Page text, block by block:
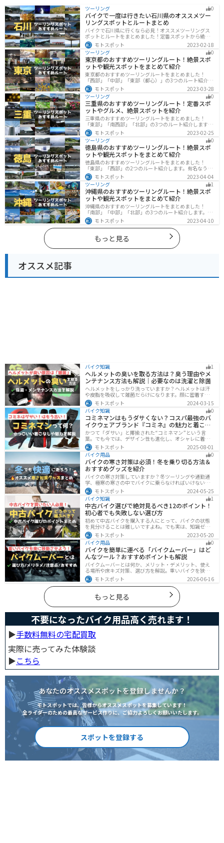
ツーリング 0
バイクで一度は行きたい石川県のオススメツー
リングスポットとルートまとめ
バイクで石川県に行くなら必見！オススメツーリングス
ポットとルートをまとめました！定番スポットから絶景
スポット、温泉、海、グルメなど様々なジャンルで楽し
めます。バイクで石川ツーリングに行こうと思っている
人は、参考にしてください。
モトスポット
2023-02-18
ツーリング
0
東京都のおすすめツーリングルート！絶景スポ
ットや観光スポットをまとめて紹介
東京都のおすすめツーリングルートをまとめました！
「西部」「中部」「東部（都心）」の3つのルート紹介し
ます。西に行けば奥多摩の自然、東に行けば都心スポッ
トと、自然も街も楽しめるスポットが多数あります。バ
イクで東京都にツーリングに行く際は参考にしてくださ
い。
モトスポット
2023-03-28
ツーリング
0
三重県のおすすめツーリングルート！定番スポ
ットやグルメ、絶景スポットを紹介
三重県のおすすめツーリングルートをまとめました！
「東部」「南西部」「北部」の3つのルート紹介します。
標高の高いスカイラインからリアス式海岸まであるの
で、飽きることなくツーリングを堪能できます。バイク
で三重県にツーリングに行く際は参考にしてください。
モトスポット
2023-02-25
ツーリング
0
徳島県のおすすめツーリングルート！絶景スポ
ットや観光スポットをまとめて紹介
徳島県のおすすめツーリングルートをまとめました！
「東部」「西部」の2つのルート紹介します。有名なうず
しおや山を中心とした自然豊かなスポットが多数ありま
す。バイクで徳島県にツーリングに行く際は参考にして
ください。
モトスポット
2023-04-04
ツーリング
1
沖縄県のおすすめツーリングルート！絶景スポ
ットや観光スポットをまとめて紹介
沖縄県のおすすめツーリングルートをまとめました！
「南部」「中部」「北部」の3つのルート紹介します。美
しいビーチや歴史と文化に溢れたスポットが多数あり、
様々な楽しみ方ができます。バイクで沖縄県にツーリン
グに行く際は参考にしてください。
モトスポット 2023-04-10
もっと見る
オススメ記事
バイク知識 1
ヘルメットの臭いを取る方法は？臭う理由やメ
ンテナンス方法も解説｜必要なのは洗濯と除菌
ヘルメットをしっかり洗っていますか？ヘルメットは汗
や皮脂を吸収して雑菌だらけになります。顔に密着する
物なのでしっかりと除菌・消臭をする必要があります。
この記事では、ヘルメットをまるっと綺麗にする方法を
まとめました。まだメンテナンスをしたことがないとい
う人はぜひ参考にしてください。
モトスポット
2024-03-15
バイク知識
0
コミネマンはもうダサくない？コスパ最強のバ
イクウェアブランド『コミネ』の魅力と着こな
し術
かつて「ダサい」と揶揄された“コミネマン”という言
葉。でも今では、デザイン性も進化し、オシャレに着こ
なせるコミネ製品が続々登場。コスパと安全性に優れた
アイテムを使って、街でもツーリングでも浮かないスマ
ートなスタイルを目指そう！
モトスポット
2025-08-01
バイク用品
0
バイクの寒さ対策は必須！冬を乗り切る方法＆
おすすめグッズを紹介
バイクの寒さ対策していますか？冬ツーリングや通勤通
学、極寒の寒さの中でバイクに乗らなければいけない時
でも快適に乗る方法をまとめました！オススメの寒さ対
策グッズも紹介しているので、これで寒い冬でも快適に
バイクに乗りましょう！
モトスポット
2024-05-25
バイク知識
1
中古バイク選びで絶対見るべき12のポイント！
初心者でも失敗しない選び方
初めて中古バイクを購入する人にとって、バイクの状態
を見分けることは難しいですよね。でも実は、知識ゼロ
の初心者でも「12のポイント」に注目するだけで、中古
バイクの良し悪しを簡単に判断することができるんで
す！正しいポイントを押させて失敗しないバイク選びが
できるようになりましょう。
モトスポット
2023-05-20
バイク用品
0
バイクを簡単に運べる「バイクムーバー」はど
んなツール？おすすめポイントも解説
バイクムーバーとは何か、メリット・デメリット、使え
る場所や床キズ対策、選び方を解説。重いバイクを狭い
ガレージで楽に移動したい方へ、ワールドウォークやFov
nyなどおすすめ商品2選の特徴も紹介します。駐車時の切
り返しや転倒の不安を減らしたいライダー必見です。導
入前の注意点もわかります。安全面まで確認。
モトスポット 2026-06-16
もっと見る
不要になったバイク用品高く売れます！
▶︎手数料無料の宅配買取
実際に売ってみた体験談
▶︎こちら
あなたのオススメスポットを登録しませんか？
モトスポットでは、皆様からオススメスポットを募集しています！
全ライダーのための最高なサービス作りに、ご協力よろしくお願いいたします。
スポットを登録する